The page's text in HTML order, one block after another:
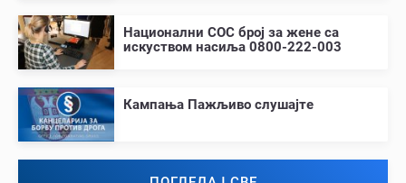
Национални СОС број за жене са
искуством насиља 0800-222-003
Кампања Пажљиво слушајте